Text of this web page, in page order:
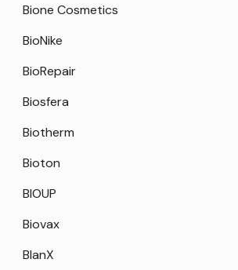
Bione Cosmetics
BioNike
BioRepair
Biosfera
Biotherm
Bioton
BIOUP
Biovax
BlanX